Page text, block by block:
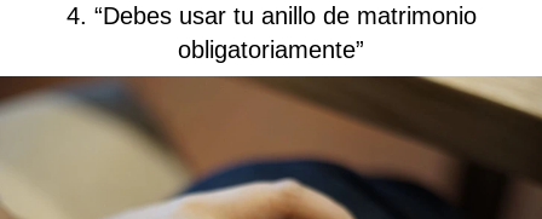
4. “Debes usar tu anillo de matrimonio
obligatoriamente”